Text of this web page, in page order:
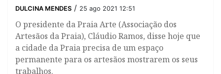
DULCINA MENDES / 25 ago 2021 12:51
O presidente da Praia Arte (Associação dos
Artesãos da Praia), Cláudio Ramos, disse hoje que
a cidade da Praia precisa de um espaço
permanente para os artesãos mostrarem os seus
trabalhos.